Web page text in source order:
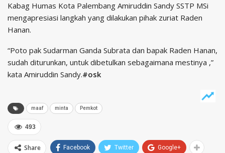
Kabag Humas Kota Palembang Amiruddin Sandy SSTP MSi
mengapresiasi langkah yang dilakukan pihak zuriat Raden
Hanan.
“Poto pak Sudarman Ganda Subrata dan bapak Raden Hanan,
sudah diturunkan, untuk dibetulkan sebagaimana mestinya ,”
kata Amiruddin Sandy.#osk
maaf minta Pemkot
493
Share Facebook Twitter Google+